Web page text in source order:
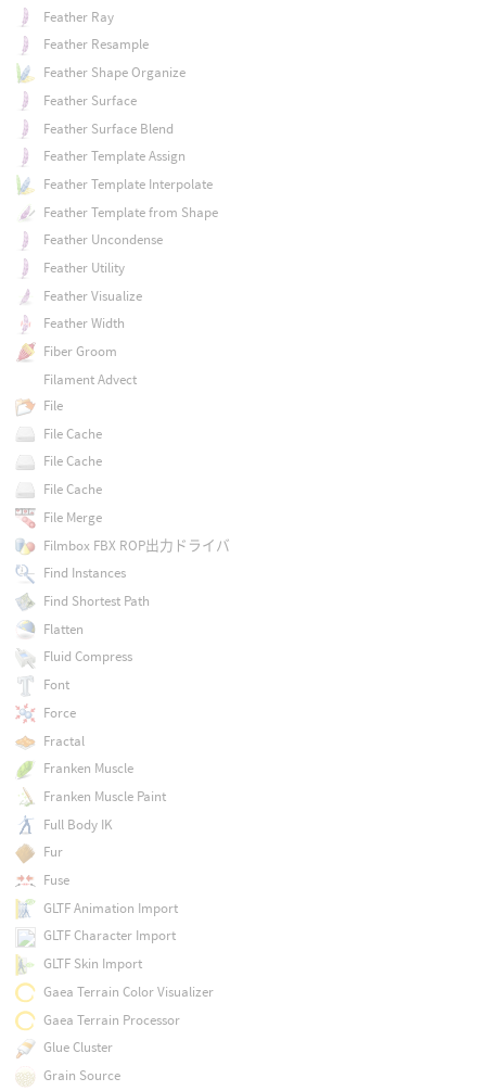
Feather Ray
Feather Resample
Feather Shape Organize
Feather Surface
Feather Surface Blend
Feather Template Assign
Feather Template Interpolate
Feather Template from Shape
Feather Uncondense
Feather Utility
Feather Visualize
Feather Width
Fiber Groom
Filament Advect
File
File Cache
File Cache
File Cache
File Merge
Filmbox FBX ROP出力ドライバ
Find Instances
Find Shortest Path
Flatten
Fluid Compress
Font
Force
Fractal
Franken Muscle
Franken Muscle Paint
Full Body IK
Fur
Fuse
GLTF Animation Import
GLTF Character Import
GLTF Skin Import
Gaea Terrain Color Visualizer
Gaea Terrain Processor
Glue Cluster
Grain Source